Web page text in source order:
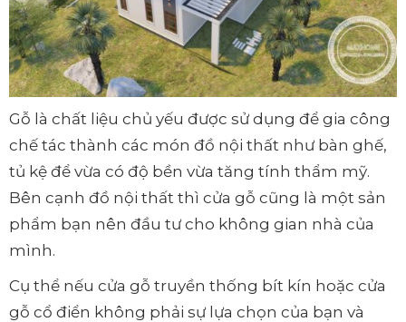
Gỗ là chất liệu chủ yếu được sử dụng để gia công
chế tác thành các món đồ nội thất như bàn ghế,
tủ kệ để vừa có độ bền vừa tăng tính thẩm mỹ.
Bên cạnh đồ nội thất thì cửa gỗ cũng là một sản
phẩm bạn nên đầu tư cho không gian nhà của
mình.
Cụ thể nếu cửa gỗ truyền thống bít kín hoặc cửa
gỗ cổ điển không phải sự lựa chọn của bạn và